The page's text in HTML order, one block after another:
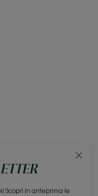
Scopri in anteprima le